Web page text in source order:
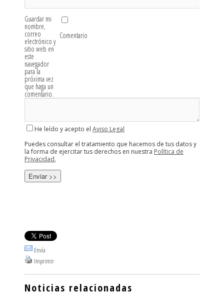
Guardar mi
nombre,
correo
electrónico y
sitio web en
este
navegador
para la
próxima vez
que haga un
comentario.
Comentario
He leído y acepto el Aviso Legal
Puedes consultar el tratamiento que hacemos de tus datos y
la forma de ejercitar tus derechos en nuestra Política de
Privacidad,
Envía
Imprimir
Noticias relacionadas